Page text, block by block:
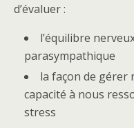
d’évaluer :
l’équilibre
parasympathique
la façon de
capacité à nous
stress